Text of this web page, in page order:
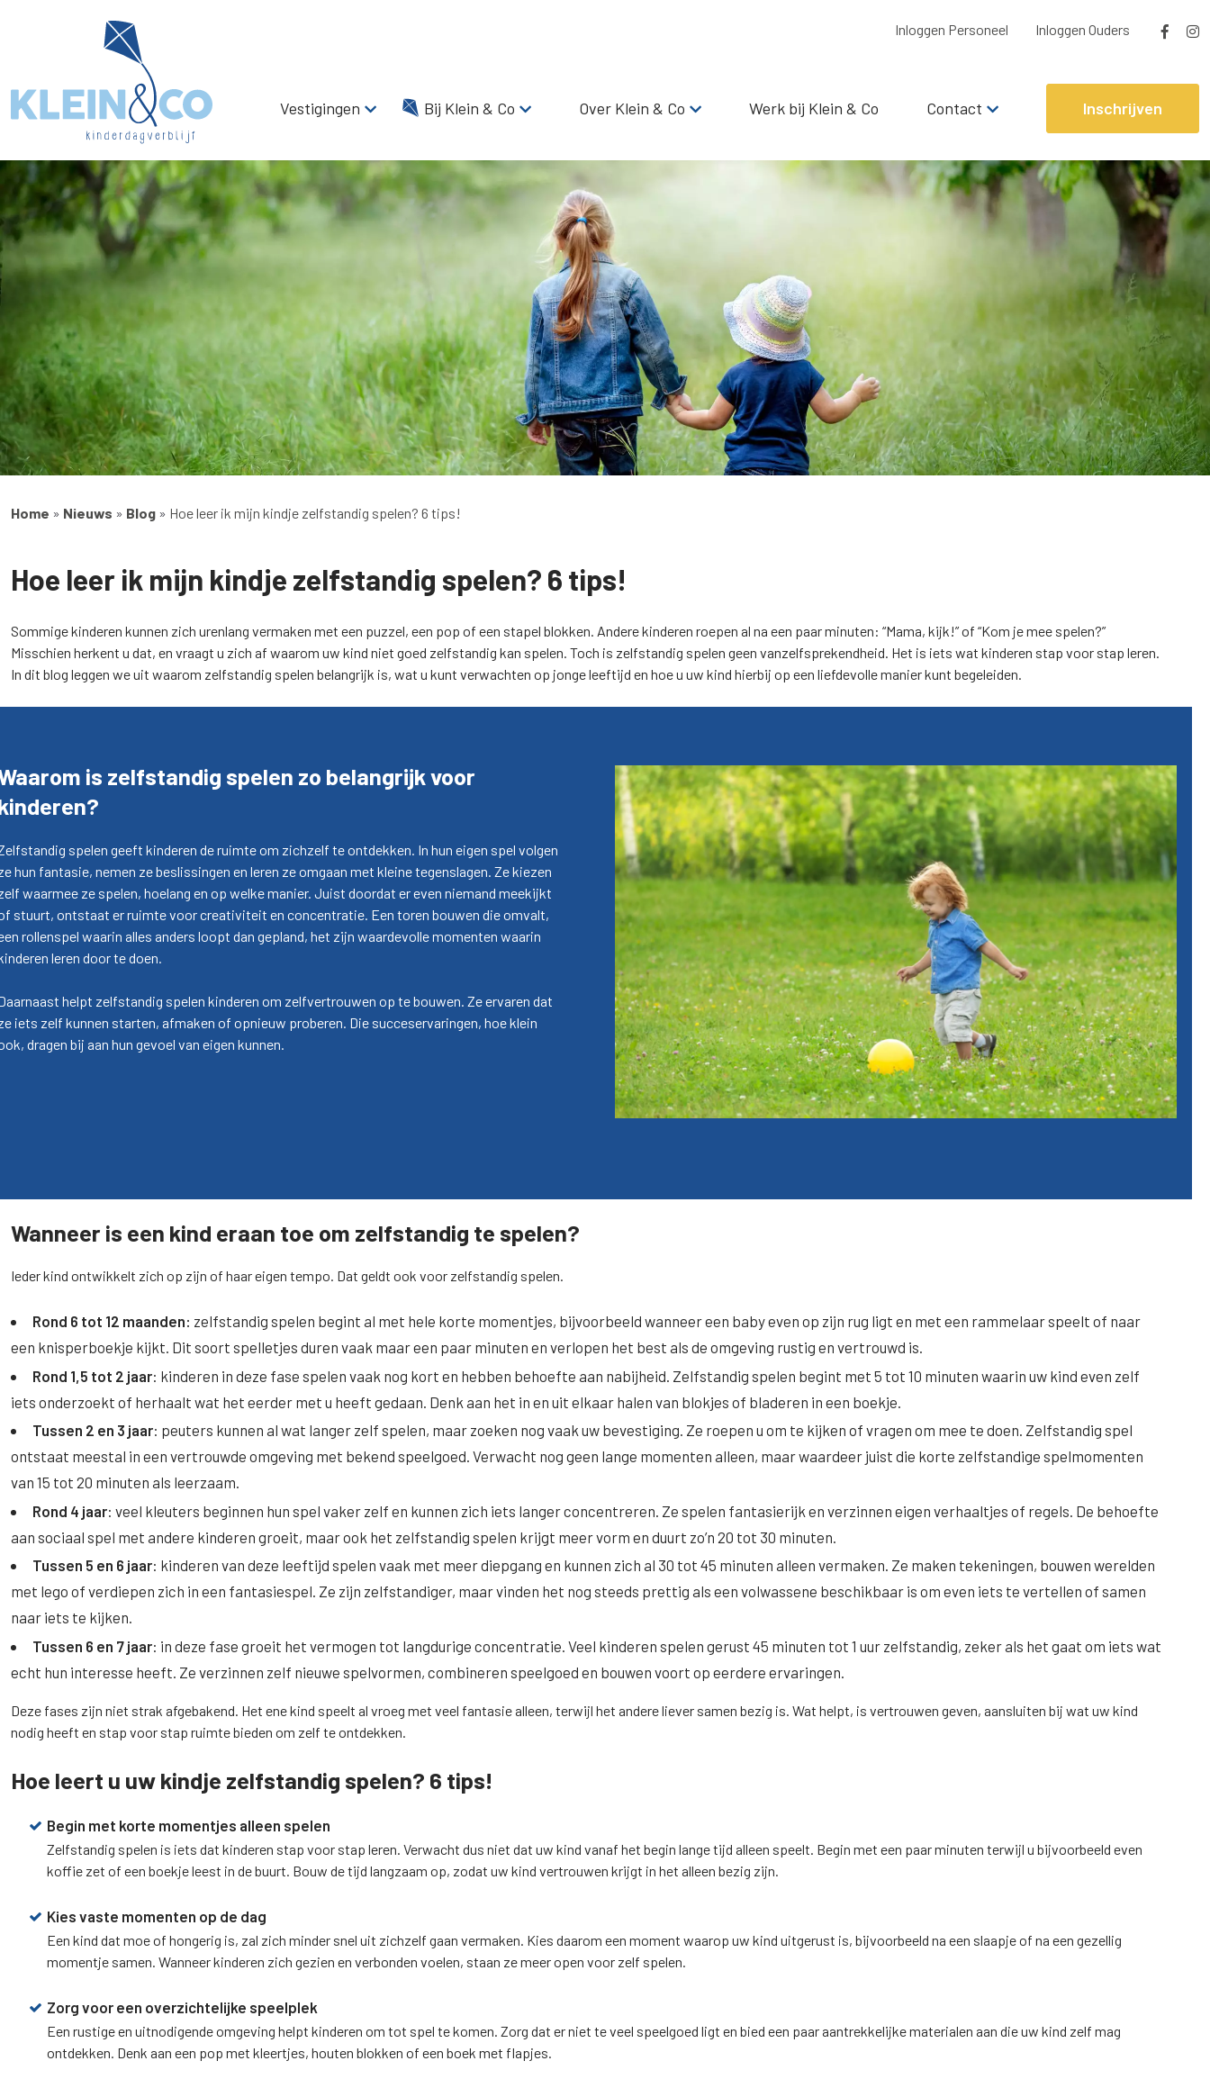
Inloggen Personeel Inloggen Ouders
Vestigingen Bij Klein & Co Over Klein & Co Werk bij Klein & Co Contact Inschrijven
Home » Nieuws » Blog » Hoe leer ik mijn kindje zelfstandig spelen? 6 tips!
Hoe leer ik mijn kindje zelfstandig spelen? 6 tips!
Sommige kinderen kunnen zich urenlang vermaken met een puzzel, een pop of een stapel blokken. Andere kinderen roepen al na een paar minuten: “Mama, kijk!” of “Kom je mee spelen?”
Misschien herkent u dat, en vraagt u zich af waarom uw kind niet goed zelfstandig kan spelen. Toch is zelfstandig spelen geen vanzelfsprekendheid. Het is iets wat kinderen stap voor stap leren.
In dit blog leggen we uit waarom zelfstandig spelen belangrijk is, wat u kunt verwachten op jonge leeftijd en hoe u uw kind hierbij op een liefdevolle manier kunt begeleiden.
is zelfstandig spelen zo belangrijk voor
spelen geeft kinderen de ruimte om zichzelf te ontdekken. In hun eigen spel volgen
hun fantasie, nemen ze beslissingen en leren ze omgaan met kleine tegenslagen. Ze kiezen
waarmee ze spelen, hoelang en op welke manier. Juist doordat er even niemand meekijkt
stuurt, ontstaat er ruimte voor creativiteit en concentratie. Een toren bouwen die omvalt,
rollenspel waarin alles anders loopt dan gepland, het zijn waardevolle momenten waarin
leren door te doen.
helpt zelfstandig spelen kinderen om zelfvertrouwen op te bouwen. Ze ervaren dat
iets zelf kunnen starten, afmaken of opnieuw proberen. Die succeservaringen, hoe klein
dragen bij aan hun gevoel van eigen kunnen.
Wanneer is een kind eraan toe om zelfstandig te spelen?
Ieder kind ontwikkelt zich op zijn of haar eigen tempo. Dat geldt ook voor zelfstandig spelen.
Rond 6 tot 12 maanden: zelfstandig spelen begint al met hele korte momentjes, bijvoorbeeld wanneer een baby even op zijn rug ligt en met een rammelaar speelt of naar
een knisperboekje kijkt. Dit soort spelletjes duren vaak maar een paar minuten en verlopen het best als de omgeving rustig en vertrouwd is.
Rond 1,5 tot 2 jaar: kinderen in deze fase spelen vaak nog kort en hebben behoefte aan nabijheid. Zelfstandig spelen begint met 5 tot 10 minuten waarin uw kind even zelf
iets onderzoekt of herhaalt wat het eerder met u heeft gedaan. Denk aan het in en uit elkaar halen van blokjes of bladeren in een boekje.
Tussen 2 en 3 jaar: peuters kunnen al wat langer zelf spelen, maar zoeken nog vaak uw bevestiging. Ze roepen u om te kijken of vragen om mee te doen. Zelfstandig spel
ontstaat meestal in een vertrouwde omgeving met bekend speelgoed. Verwacht nog geen lange momenten alleen, maar waardeer juist die korte zelfstandige spelmomenten
van 15 tot 20 minuten als leerzaam.
Rond 4 jaar: veel kleuters beginnen hun spel vaker zelf en kunnen zich iets langer concentreren. Ze spelen fantasierijk en verzinnen eigen verhaaltjes of regels. De behoefte
aan sociaal spel met andere kinderen groeit, maar ook het zelfstandig spelen krijgt meer vorm en duurt zo’n 20 tot 30 minuten.
Tussen 5 en 6 jaar: kinderen van deze leeftijd spelen vaak met meer diepgang en kunnen zich al 30 tot 45 minuten alleen vermaken. Ze maken tekeningen, bouwen werelden
met lego of verdiepen zich in een fantasiespel. Ze zijn zelfstandiger, maar vinden het nog steeds prettig als een volwassene beschikbaar is om even iets te vertellen of samen
naar iets te kijken.
Tussen 6 en 7 jaar: in deze fase groeit het vermogen tot langdurige concentratie. Veel kinderen spelen gerust 45 minuten tot 1 uur zelfstandig, zeker als het gaat om iets wat
echt hun interesse heeft. Ze verzinnen zelf nieuwe spelvormen, combineren speelgoed en bouwen voort op eerdere ervaringen.
Deze fases zijn niet strak afgebakend. Het ene kind speelt al vroeg met veel fantasie alleen, terwijl het andere liever samen bezig is. Wat helpt, is vertrouwen geven, aansluiten bij wat uw kind
nodig heeft en stap voor stap ruimte bieden om zelf te ontdekken.
Hoe leert u uw kindje zelfstandig spelen? 6 tips!
Begin met korte momentjes alleen spelen
Zelfstandig spelen is iets dat kinderen stap voor stap leren. Verwacht dus niet dat uw kind vanaf het begin lange tijd alleen speelt. Begin met een paar minuten terwijl u bijvoorbeeld even
koffie zet of een boekje leest in de buurt. Bouw de tijd langzaam op, zodat uw kind vertrouwen krijgt in het alleen bezig zijn.
Kies vaste momenten op de dag
Een kind dat moe of hongerig is, zal zich minder snel uit zichzelf gaan vermaken. Kies daarom een moment waarop uw kind uitgerust is, bijvoorbeeld na een slaapje of na een gezellig
momentje samen. Wanneer kinderen zich gezien en verbonden voelen, staan ze meer open voor zelf spelen.
Zorg voor een overzichtelijke speelplek
Een rustige en uitnodigende omgeving helpt kinderen om tot spel te komen. Zorg dat er niet te veel speelgoed ligt en bied een paar aantrekkelijke materialen aan die uw kind zelf mag
ontdekken. Denk aan een pop met kleertjes, houten blokken of een boek met flapjes.